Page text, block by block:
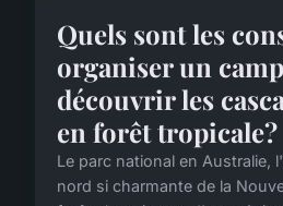
Quels sont les
organiser un
découvrir les
en forêt tropicale?
Le parc national en Australie,
nord si charmante de la